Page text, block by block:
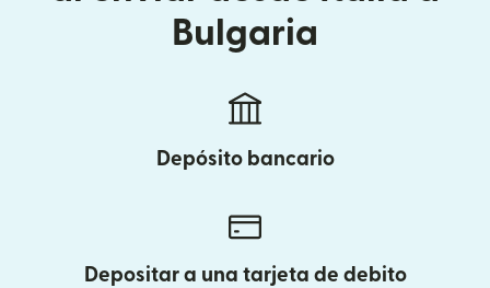
Bulgaria
Depósito bancario
Depositar a una tarjeta de debito